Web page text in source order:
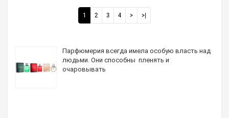
1 2 3 4 > >|
Парфюмерия всегда имела особую власть над
людьми. Они способны пленять и
очаровывать